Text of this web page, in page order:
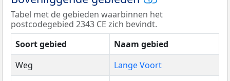
Tabel met de gebieden waarbinnen het
postcodegebied 2343 CE zich bevindt.
Soort gebied
Naam gebied
Weg
Lange Voort